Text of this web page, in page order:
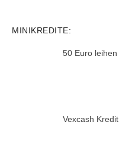
MINIKREDITE:
50 Euro leihen
Vexcash Kredit